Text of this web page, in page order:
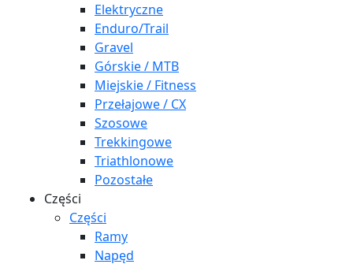
Elektryczne
Enduro/Trail
Gravel
Górskie / MTB
Miejskie / Fitness
Przełajowe / CX
Szosowe
Trekkingowe
Triathlonowe
Pozostałe
Części
Części
Ramy
Napęd